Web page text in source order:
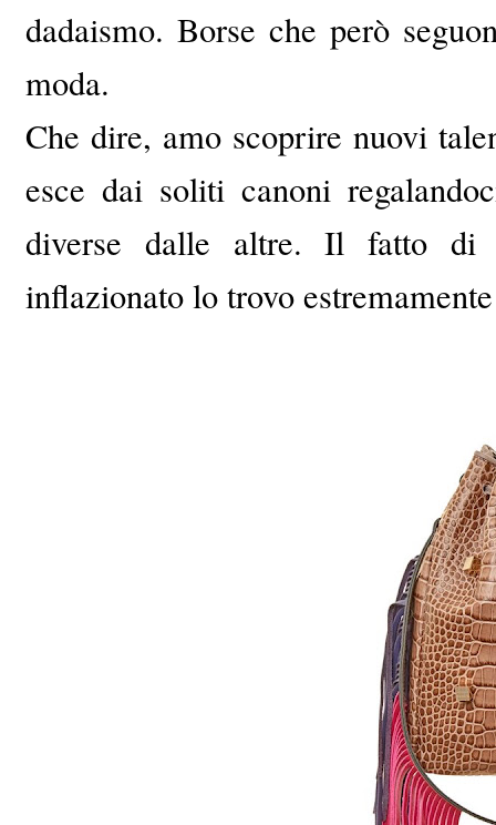
dadaismo. Borse che però
moda.
Che dire, amo scoprire nuovi
esce dai soliti canoni
diverse dalle altre. Il fatto di
inflazionato lo trovo